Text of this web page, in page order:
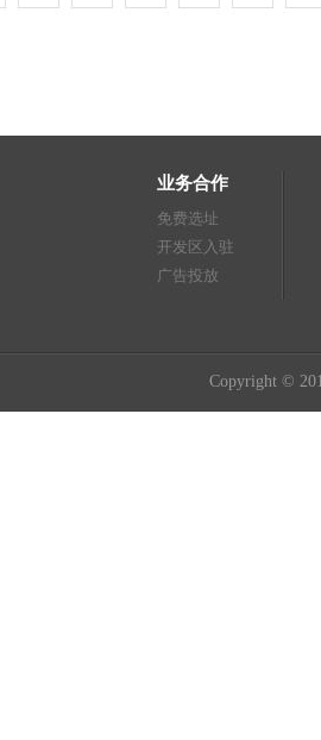
业务合作
免费选址
开发区入驻
广告投放
Copyright ©